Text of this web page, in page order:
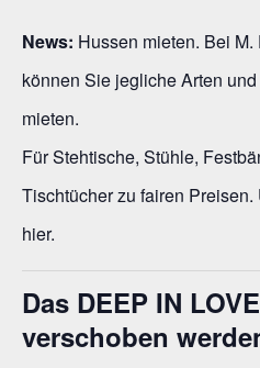
News: Hussen mieten. Bei
können Sie jegliche Arten
mieten.
Für Stehtische, Stühle,
Tischtücher zu fairen Preisen.
hier.
Das DEEP IN
verschoben